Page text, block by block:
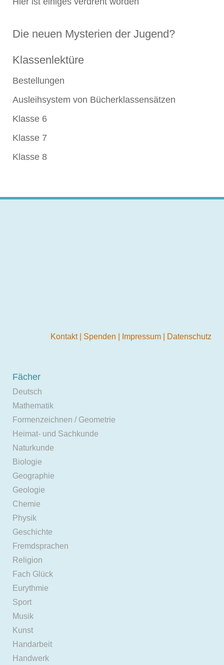
Die neuen Mysterien der Jugend?
Klassenlektüre
Bestellungen
Ausleihsystem von Bücherklassensätzen
Klasse 6
Klasse 7
Klasse 8
Kontakt Spenden Impressum Datenschutz
Fächer
Deutsch
Mathematik
Formenzeichnen / Geometrie
Heimat- und Sachkunde
Naturkunde
Biologie
Geographie
Geologie
Chemie
Physik
Geschichte
Fremdsprachen
Religion
Fach Glück
Eurythmie
Sport
Musik
Kunst
Handarbeit
Handwerk